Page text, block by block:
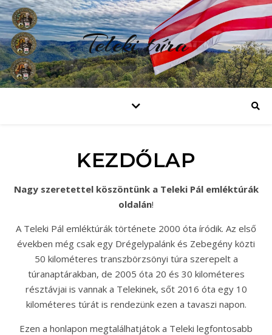
Teleki túra
KEZDŐLAP
Nagy szeretettel köszöntünk a Teleki Pál emléktúrák
oldalán!
A Teleki Pál emléktúrák története 2000 óta íródik. Az első
években még csak egy Drégelypalánk és Zebegény közti
50 kilométeres transzbörzsönyi túra szerepelt a
túranaptárakban, de 2005 óta 20 és 30 kilométeres
résztávjai is vannak a Telekinek, sőt 2016 óta egy 10
kilométeres túrát is rendezünk ezen a tavaszi napon.
Ezen a honlapon megtalálhatjátok a Teleki legfontosabb